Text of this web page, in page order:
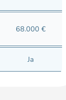
68.000 €
Ja